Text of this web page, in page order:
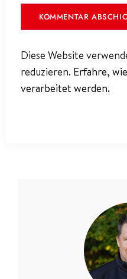
Diese Website
reduzieren. Erfahre,
verarbeitet werden.